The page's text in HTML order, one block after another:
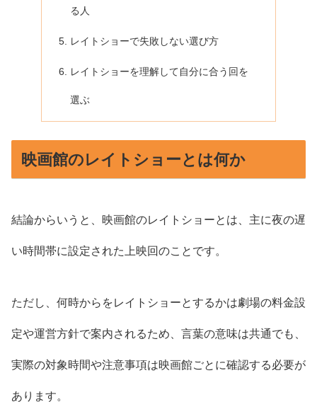
る人
レイトショーで失敗しない選び方
レイトショーを理解して自分に合う回を
選ぶ
映画館のレイトショーとは何か
結論からいうと、映画館のレイトショーとは、主に夜の遅
い時間帯に設定された上映回のことです。
ただし、何時からをレイトショーとするかは劇場の料金設
定や運営方針で案内されるため、言葉の意味は共通でも、
実際の対象時間や注意事項は映画館ごとに確認する必要が
あります。